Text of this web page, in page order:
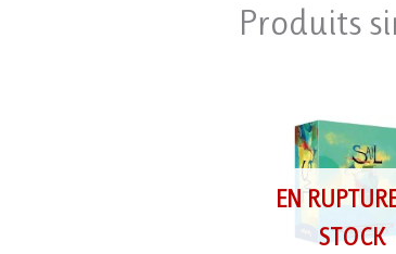
Produits
EN
STOCK